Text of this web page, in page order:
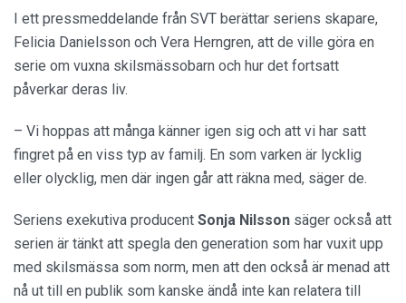
I ett pressmeddelande från SVT berättar seriens skapare,
Felicia Danielsson och Vera Herngren, att de ville göra en
serie om vuxna skilsmässobarn och hur det fortsatt
påverkar deras liv.
– Vi hoppas att många känner igen sig och att vi har satt
fingret på en viss typ av familj. En som varken är lycklig
eller olycklig, men där ingen går att räkna med, säger de.
Seriens exekutiva producent Sonja Nilsson säger också att
serien är tänkt att spegla den generation som har vuxit upp
med skilsmässa som norm, men att den också är menad att
nå ut till en publik som kanske ändå inte kan relatera till